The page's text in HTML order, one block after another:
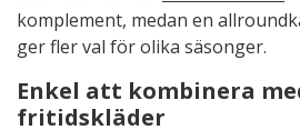
komplement, medan en
ger fler val för olika säsonger.
Enkel att kombinera
fritidskläder